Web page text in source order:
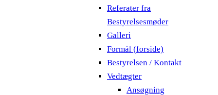
Referater fra
Bestyrelsesmøder
Galleri
Formål (forside)
Bestyrelsen / Kontakt
Vedtægter
Ansøgning